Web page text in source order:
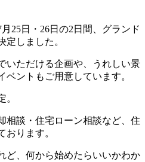
25日・26日の2日間、グランド
定しました。
いただける企画や、うれしい景
ントもご用意しています。
。
相談・住宅ローン相談など、住
おります。
ど、何から始めたらいいかわか